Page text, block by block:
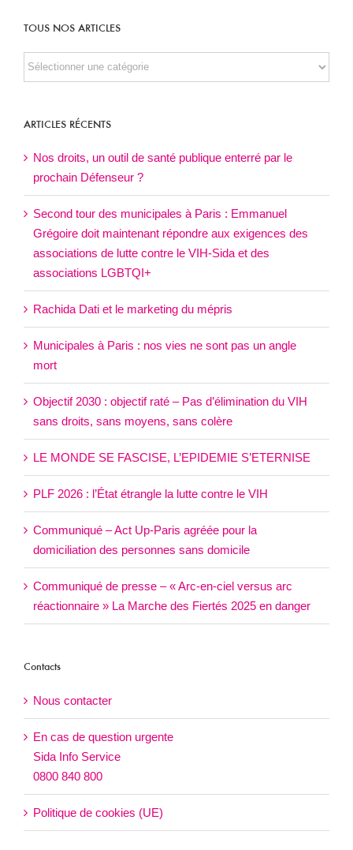
TOUS NOS ARTICLES
TOUS
NOS
ARTICLES RÉCENTS
Nos droits, un outil de santé publique enterré par le
prochain Défenseur ?
Second tour des municipales à Paris : Emmanuel
Grégoire doit maintenant répondre aux exigences des
associations de lutte contre le VIH-Sida et des
associations LGBTQI+
Rachida Dati et le marketing du mépris
Municipales à Paris : nos vies ne sont pas un angle
mort
Objectif 2030 : objectif raté – Pas d’élimination du VIH
sans droits, sans moyens, sans colère
LE MONDE SE FASCISE, L’EPIDEMIE S’ETERNISE
PLF 2026 : l’État étrangle la lutte contre le VIH
Communiqué – Act Up-Paris agréée pour la
domiciliation des personnes sans domicile
Communiqué de presse – « Arc-en-ciel versus arc
réactionnaire » La Marche des Fiertés 2025 en danger
Contacts
Nous contacter
En cas de question urgente
Sida Info Service
0800 840 800
Politique de cookies (UE)